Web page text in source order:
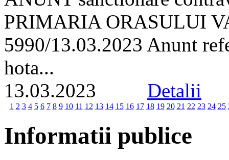
PRIMARIA ORASULUI
5990/13.03.2023 Anunt
hota...
13.03.2023 Detalii
1 2 3 4 5 6 7 8 9 10 11 12 13 14 15 16 17 18 19 20 21 22 23 24 25
Informatii publice